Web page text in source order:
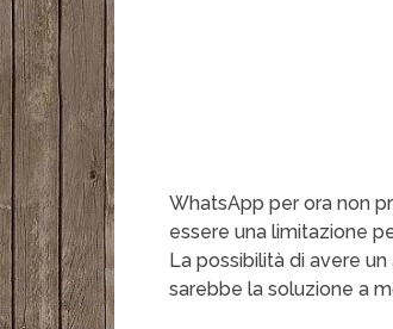
WhatsApp per ora non
essere una limitazione
La possibilità di avere
sarebbe la soluzione a